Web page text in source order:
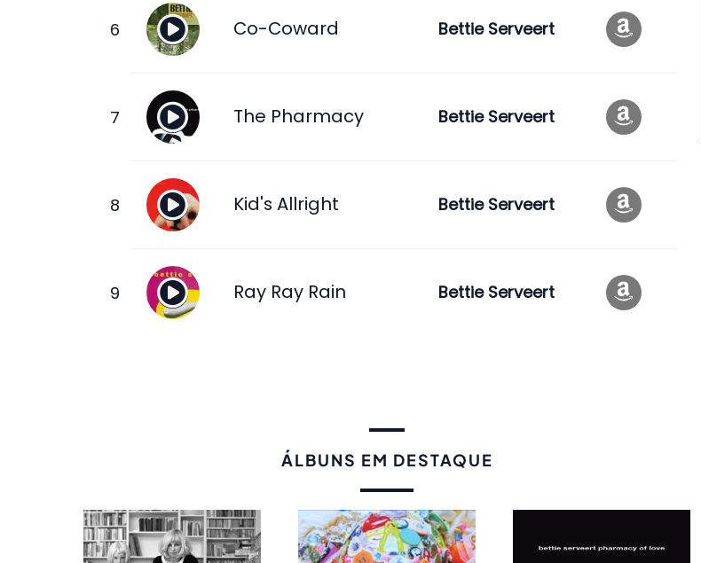
Co-Coward Bettie Serveert
The Pharmacy Bettie Serveert
Kid's Allright Bettie Serveert
Ray Ray Rain Bettie Serveert
ÁLBUNS EM DESTAQUE